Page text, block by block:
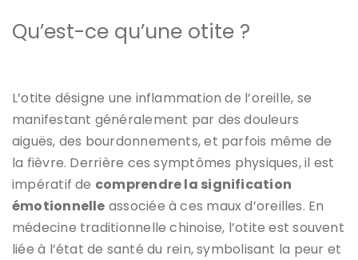
Qu’est-ce qu’une otite ?
L’otite désigne une inflammation de l’oreille, se
manifestant généralement par des douleurs
aiguës, des bourdonnements, et parfois même de
la fièvre. Derrière ces symptômes physiques, il est
impératif de comprendre la signification
émotionnelle associée à ces maux d’oreilles. En
médecine traditionnelle chinoise, l’otite est souvent
liée à l’état de santé du rein, symbolisant la peur et